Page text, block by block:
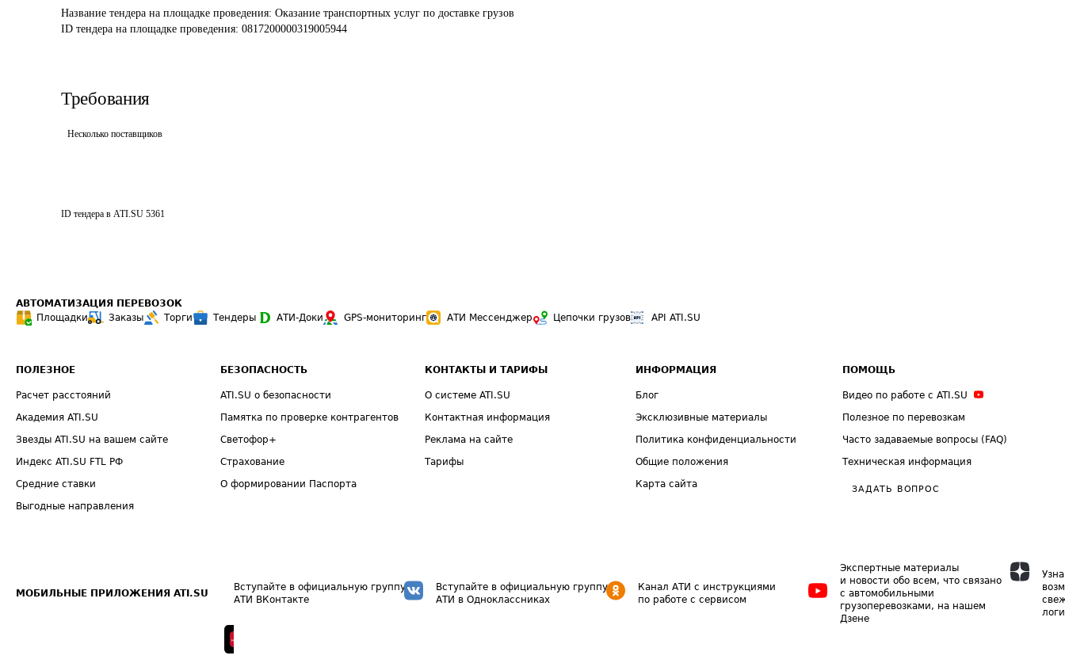
Название тендера на площадке проведения: Оказание транспортных услуг по доставке грузов
ID тендера на площадке проведения: 0817200000319005944
Требования
Несколько поставщиков
ID тендера в ATI.SU 5361
АВТОМАТИЗАЦИЯ ПЕРЕВОЗОК
Площадки
Заказы Торги Тендеры АТИ-Доки GPS-мониторинг АТИ Мессенджер Цепочки грузов API ATI.SU
ПОЛЕЗНОЕ
Расчет расстояний
Академия ATI.SU
Звезды ATI.SU на вашем сайте
Индекс ATI.SU FTL РФ
Средние ставки
Выгодные направления
БЕЗОПАСНОСТЬ
ATI.SU о безопасности
Памятка по проверке контрагентов
Светофор+
Страхование
О формировании Паспорта
КОНТАКТЫ И ТАРИФЫ
О системе ATI.SU
Контактная информация
Реклама на сайте
Тарифы
ИНФОРМАЦИЯ
Блог
Эксклюзивные материалы
Политика конфиденциальности
Общие положения
Карта сайта
ПОМОЩЬ
Видео по работе с ATI.SU
Полезное по перевозкам
Часто задаваемые вопросы (FAQ)
Техническая информация
ЗАДАТЬ ВОПРОС
МОБИЛЬНЫЕ ПРИЛОЖЕНИЯ ATI.SU
Вступайте в официальную группу
АТИ ВКонтакте
Вступайте в официальную группу
АТИ в Одноклассниках
Канал АТИ с инструкциями
по работе с сервисом
Экспертные материалы
и новости обо всем, что связано
с автомобильными
грузоперевозками, на нашем
Дзене